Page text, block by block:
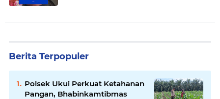
Berita Terpopuler
Polsek Ukui Perkuat Ketahanan
Pangan, Bhabinkamtibmas